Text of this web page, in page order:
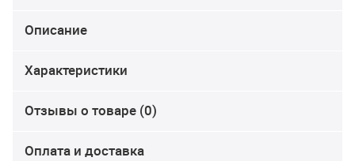
Описание
Характеристики
Отзывы о товаре (0)
Оплата и доставка